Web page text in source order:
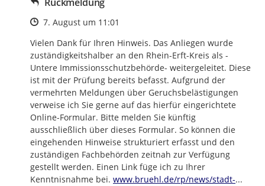
Zeitpunkt des Erstellens
7. August um 11:01
Vielen Dank für Ihren Hinweis. Das Anliegen wurde
zuständigkeitshalber an den Rhein-Erft-Kreis als -
Untere Immissionsschutzbehörde- weitergeleitet. Diese
ist mit der Prüfung bereits befasst. Aufgrund der
vermehrten Meldungen über Geruchsbelästigungen
verweise ich Sie gerne auf das hierfür eingerichtete
Online-Formular. Bitte melden Sie künftig
ausschließlich über dieses Formular. So können die
eingehenden Hinweise strukturiert erfasst und den
zuständigen Fachbehörden zeitnah zur Verfügung
gestellt werden. Einen Link füge ich zu Ihrer
Kenntnisnahme bei. https://
www.bruehl.de/rp/news/stadt-...